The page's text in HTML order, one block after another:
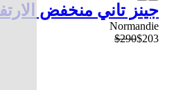
جينز تاني منخفض
Normandie
$290$203